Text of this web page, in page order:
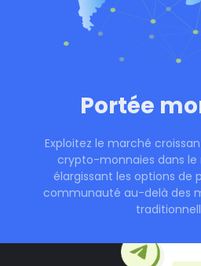
Portée
Exploitez le marché
crypto-monnaies dans le
élargissant les options de
communauté au-delà des